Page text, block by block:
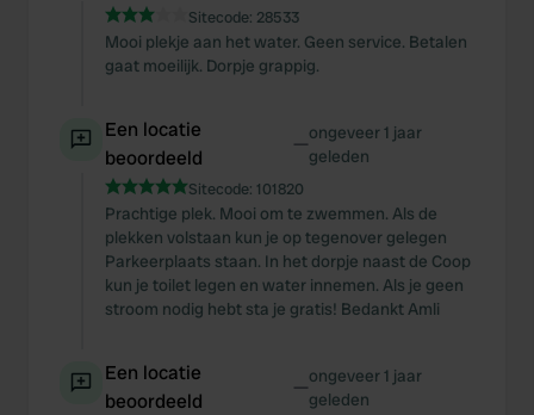
Sitecode: 28533
Mooi plekje aan het water. Geen service. Betalen
gaat moeilijk. Dorpje grappig.
Een locatie
beoordeeld
—ongeveer 1 jaar
geleden
Sitecode: 101820
Prachtige plek. Mooi om te zwemmen. Als de
plekken volstaan kun je op tegenover gelegen
Parkeerplaats staan. In het dorpje naast de Coop
kun je toilet legen en water innemen. Als je geen
stroom nodig hebt sta je gratis! Bedankt Amli
Een locatie
beoordeeld
—ongeveer 1 jaar
geleden